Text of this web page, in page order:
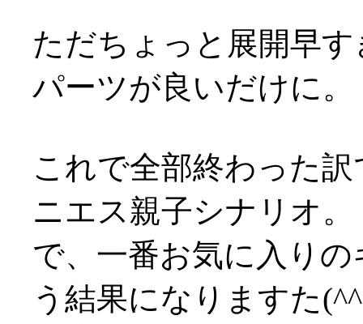
ただちょっと展開早
パーツが良いだけに。
これで全部終わった
ニエス親子シナリオ。
で、一番お気に入り
う結果になりますた